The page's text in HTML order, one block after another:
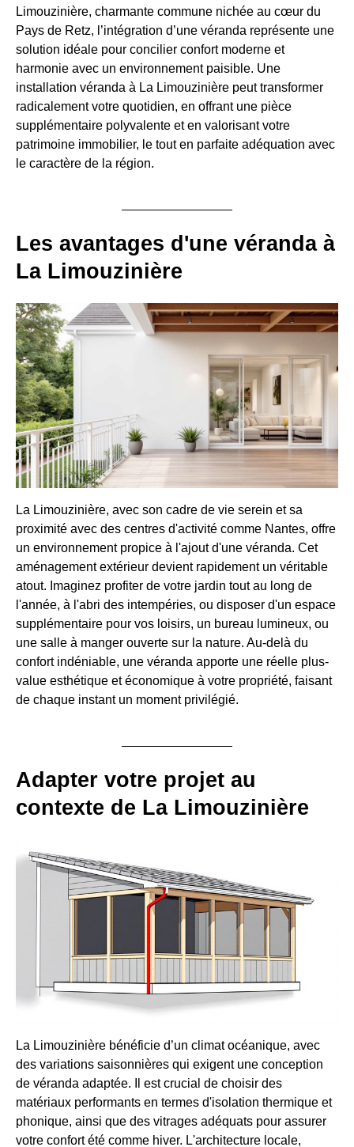
Limouzinière, charmante commune nichée au cœur du
Pays de Retz, l’intégration d’une véranda représente une
solution idéale pour concilier confort moderne et
harmonie avec un environnement paisible. Une
installation véranda à La Limouzinière peut transformer
radicalement votre quotidien, en offrant une pièce
supplémentaire polyvalente et en valorisant votre
patrimoine immobilier, le tout en parfaite adéquation avec
le caractère de la région.
Les avantages d'une véranda à
La Limouzinière
La Limouzinière, avec son cadre de vie serein et sa
proximité avec des centres d'activité comme Nantes, offre
un environnement propice à l'ajout d'une véranda. Cet
aménagement extérieur devient rapidement un véritable
atout. Imaginez profiter de votre jardin tout au long de
l'année, à l'abri des intempéries, ou disposer d'un espace
supplémentaire pour vos loisirs, un bureau lumineux, ou
une salle à manger ouverte sur la nature. Au-delà du
confort indéniable, une véranda apporte une réelle plus-
value esthétique et économique à votre propriété, faisant
de chaque instant un moment privilégié.
Adapter votre projet au
contexte de La Limouzinière
La Limouzinière bénéficie d’un climat océanique, avec
des variations saisonnières qui exigent une conception
de véranda adaptée. Il est crucial de choisir des
matériaux performants en termes d'isolation thermique et
phonique, ainsi que des vitrages adéquats pour assurer
votre confort été comme hiver. L'architecture locale,